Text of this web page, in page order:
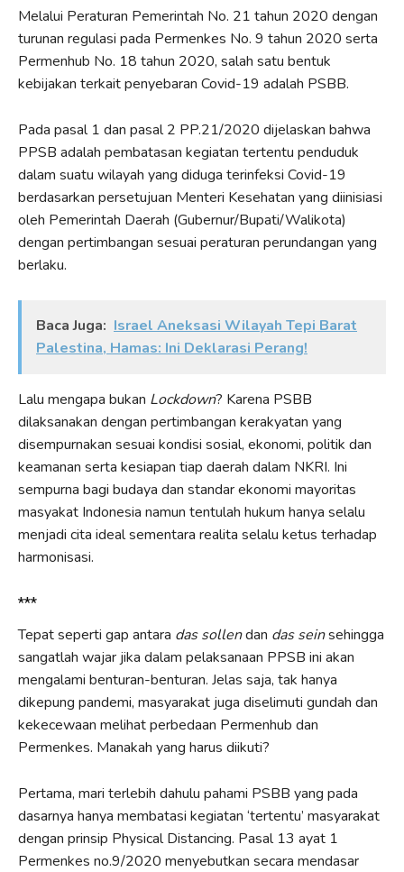
Melalui Peraturan Pemerintah No. 21 tahun 2020 dengan
turunan regulasi pada Permenkes No. 9 tahun 2020 serta
Permenhub No. 18 tahun 2020, salah satu bentuk
kebijakan terkait penyebaran Covid-19 adalah PSBB.
Pada pasal 1 dan pasal 2 PP.21/2020 dijelaskan bahwa
PPSB adalah pembatasan kegiatan tertentu penduduk
dalam suatu wilayah yang diduga terinfeksi Covid-19
berdasarkan persetujuan Menteri Kesehatan yang diinisiasi
oleh Pemerintah Daerah (Gubernur/Bupati/Walikota)
dengan pertimbangan sesuai peraturan perundangan yang
berlaku.
Baca Juga: Israel Aneksasi Wilayah Tepi Barat
Palestina, Hamas: Ini Deklarasi Perang!
Lalu mengapa bukan Lockdown? Karena PSBB
dilaksanakan dengan pertimbangan kerakyatan yang
disempurnakan sesuai kondisi sosial, ekonomi, politik dan
keamanan serta kesiapan tiap daerah dalam NKRI. Ini
sempurna bagi budaya dan standar ekonomi mayoritas
masyakat Indonesia namun tentulah hukum hanya selalu
menjadi cita ideal sementara realita selalu ketus terhadap
harmonisasi.
***
Tepat seperti gap antara das sollendan das seinsehingga
sangatlah wajar jika dalam pelaksanaan PPSB ini akan
mengalami benturan-benturan. Jelas saja, tak hanya
dikepung pandemi, masyarakat juga diselimuti gundah dan
kekecewaan melihat perbedaan Permenhub dan
Permenkes. Manakah yang harus diikuti?
Pertama, mari terlebih dahulu pahami PSBB yang pada
dasarnya hanya membatasi kegiatan ‘tertentu’ masyarakat
dengan prinsip Physical Distancing. Pasal 13 ayat 1
Permenkes no.9/2020 menyebutkan secara mendasar